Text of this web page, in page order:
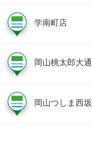
学南町店
岡山桃太郎大
岡山つしま西